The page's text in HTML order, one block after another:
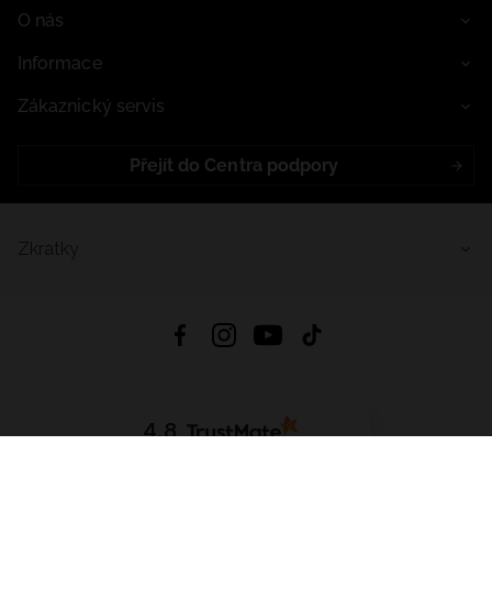
O nás
Informace
Zákaznický servis
Přejít do Centra podpory
4.8